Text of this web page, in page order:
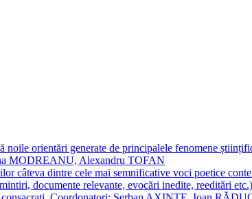
noile orientări generate de principalele fenomene
MODREANU, Alexandru TOFAN
câteva dintre cele mai semnificative voci poetice
documente relevante, evocări inedite, reeditări